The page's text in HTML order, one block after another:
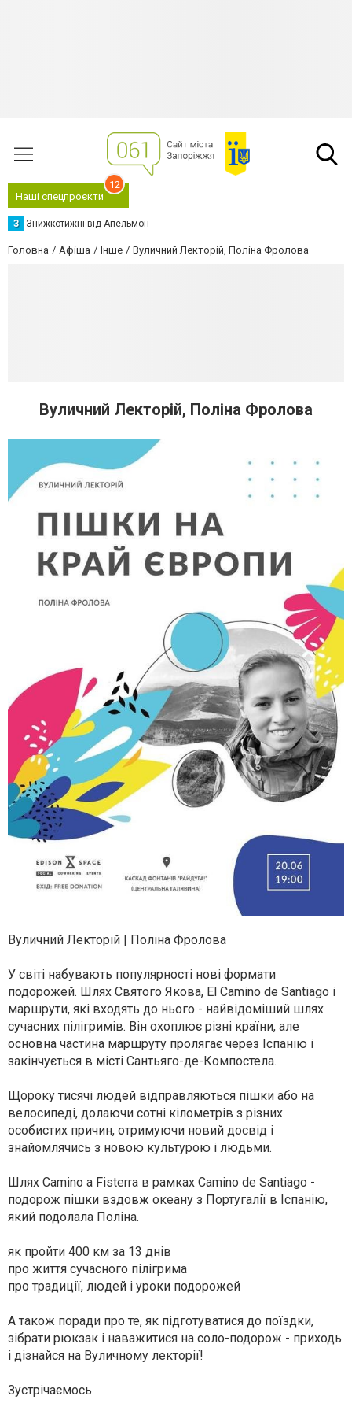
Наші спецпроєкти
12
З Знижкотижні від Апельмон
Головна Афіша Інше Вуличний Лекторій, Поліна Фролова
Вуличний Лекторій, Поліна Фролова
Вуличний Лекторій | Поліна Фролова
У світі набувають популярності нові формати
подорожей. Шлях Святого Якова, El Camino de Santiago і
маршрути, які входять до нього - найвідоміший шлях
сучасних пілігримів. Він охоплює різні країни, але
основна частина маршруту пролягає через Іспанію і
закінчується в місті Сантьяго-де-Компостела.
Щороку тисячі людей відправляються пішки або на
велосипеді, долаючи сотні кілометрів з різних
особистих причин, отримуючи новий досвід і
знайомлячись з новою культурою і людьми.
Шлях Camino a Fisterra в рамках Camino de Santiago -
подорож пішки вздовж океану з Португалії в Іспанію,
який подолала Поліна.
як пройти 400 км за 13 днів
про життя сучасного пілігрима
про традиції, людей і уроки подорожей
А також поради про те, як підготуватися до поїздки,
зібрати рюкзак і наважитися на соло-подорож - приходь
і дізнайся на Вуличному лекторії!
Зустрічаємось